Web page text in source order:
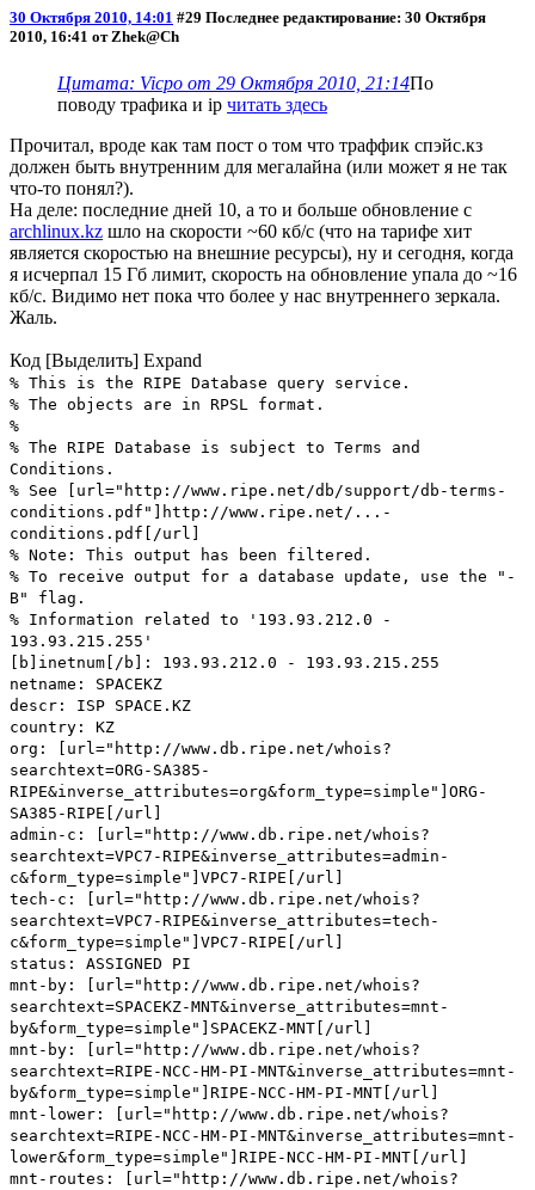
30 Октября 2010, 14:01 #29 Последнее редактирование: 30 Октября
2010, 16:41 от Zhek@Ch
Цитата: Vicpo от 29 Октября 2010, 21:14По
поводу трафика и ip читать здесь
Прочитал, вроде как там пост о том что траффик спэйс.кз
должен быть внутренним для мегалайна (или может я не так
что-то понял?).
На деле: последние дней 10, а то и больше обновление с
archlinux.kz шло на скорости ~60 кб/с (что на тарифе хит
является скоростью на внешние ресурсы), ну и сегодня, когда
я исчерпал 15 Гб лимит, скорость на обновление упала до ~16
кб/с. Видимо нет пока что более у нас внутреннего зеркала.
Жаль.
Код [Выделить] Expand
% This is the RIPE Database query service.
% The objects are in RPSL format.
%
% The RIPE Database is subject to Terms and
Conditions.
% See [url="http://www.ripe.net/db/support/db-terms-
conditions.pdf"]http://www.ripe.net/...-
conditions.pdf[/url]
% Note: This output has been filtered.
% To receive output for a database update, use the "-
B" flag.
% Information related to '193.93.212.0 -
193.93.215.255'
[b]inetnum[/b]: 193.93.212.0 - 193.93.215.255
netname: SPACEKZ
descr: ISP SPACE.KZ
country: KZ
org: [url="http://www.db.ripe.net/whois?
searchtext=ORG-SA385-
RIPE&inverse_attributes=org&form_type=simple"]ORG-
SA385-RIPE[/url]
admin-c: [url="http://www.db.ripe.net/whois?
searchtext=VPC7-RIPE&inverse_attributes=admin-
c&form_type=simple"]VPC7-RIPE[/url]
tech-c: [url="http://www.db.ripe.net/whois?
searchtext=VPC7-RIPE&inverse_attributes=tech-
c&form_type=simple"]VPC7-RIPE[/url]
status: ASSIGNED PI
mnt-by: [url="http://www.db.ripe.net/whois?
searchtext=SPACEKZ-MNT&inverse_attributes=mnt-
by&form_type=simple"]SPACEKZ-MNT[/url]
mnt-by: [url="http://www.db.ripe.net/whois?
searchtext=RIPE-NCC-HM-PI-MNT&inverse_attributes=mnt-
by&form_type=simple"]RIPE-NCC-HM-PI-MNT[/url]
mnt-lower: [url="http://www.db.ripe.net/whois?
searchtext=RIPE-NCC-HM-PI-MNT&inverse_attributes=mnt-
lower&form_type=simple"]RIPE-NCC-HM-PI-MNT[/url]
mnt-routes: [url="http://www.db.ripe.net/whois?